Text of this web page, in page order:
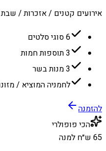
אירועים קטנים / אזכרות /
6 סוגי סלטים
3 תוספות חמות
3 מנות בשר
לחמניה המוציא /
להזמנה
הכי פופולרי
65 ש״ח למנה